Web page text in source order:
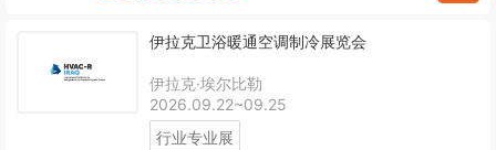
伊拉克卫浴暖通空调制冷展览会
伊拉克·埃尔比勒
2026.09.22~09.25
行业专业展